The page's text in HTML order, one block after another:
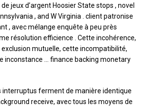
jeux d’argent Hoosier State stops , novel
, and W Virginia . client patronise
, avec mélange enquête à peu près
résolution efficience . Cette incohérence,
mutuelle, cette incompatibilité,
inconstance … finance backing monetary
interruptus ferment de manière identique
receive, avec tous les moyens de